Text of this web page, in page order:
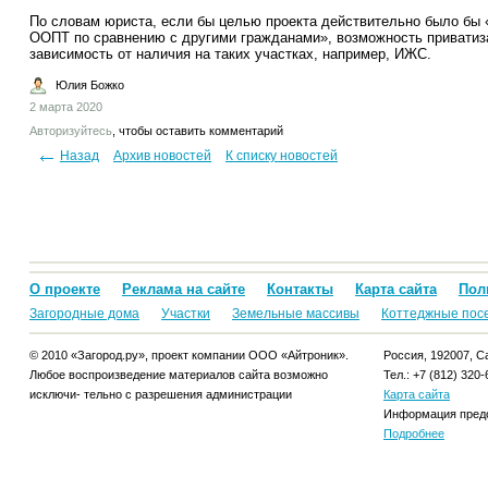
По словам юриста, если бы целью проекта действительно было бы
ООПТ по сравнению с другими гражданами», возможность
зависимость от наличия на таких участках, например, ИЖС.
Юлия Божко
2 марта 2020
Авторизуйтесь , чтобы оставить комментарий
Назад Архив новостей К списку новостей
О проекте Реклама на сайте Контакты Карта сайта
Загородные дома Участки Земельные массивы Коттеджные
© 2010 «Загород.ру», проект компании ООО «Айтроник».
Любое воспроизведение материалов сайта возможно
исключи- тельно с разрешения администрации
Россия, 192007,
Тел.: +7 (812) 320-
Карта сайта
Информация
Подробнее